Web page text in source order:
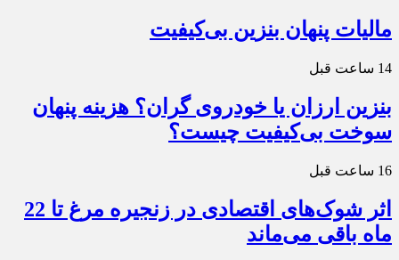
مالیات پنهان بنزین بی‌کیفیت
14 ساعت قبل
بنزین ارزان یا خودروی گران؟ هزینه پنهان
سوخت بی‌کیفیت چیست؟
16 ساعت قبل
اثر شوک‌های اقتصادی در زنجیره مرغ تا 22
ماه باقی می‌ماند